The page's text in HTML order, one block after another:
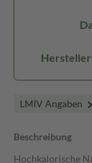
LMIV Angaben
Beschreibung
Hochkalorische